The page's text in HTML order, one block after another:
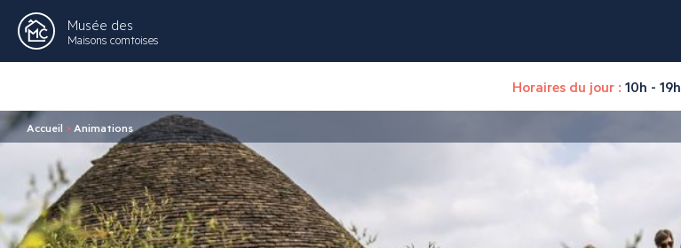
Musée des
Maisons comtoises
Horaires du jour : 10h - 19h
Accueil > Animations